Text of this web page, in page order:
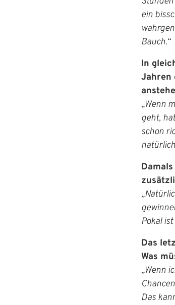
ein
Bauch.“
In
Jahren
„Wenn
geht,
schon
Pokal
Das
Was
„Wenn
Das
IHR
Bitte